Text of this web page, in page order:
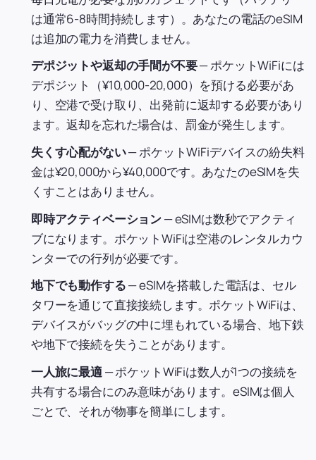
は通常6-8時間持続します）。あなたの電話のeSIM
は追加の電力を消費しません。
デポジットや返却の手間が不要— ポケットWiFiには
デポジット（¥10,000-20,000）を預ける必要があ
り、空港で受け取り、出発前に返却する必要があり
ます。返却を忘れた場合は、罰金が発生します。
失くす心配がない— ポケットWiFiデバイスの紛失料
金は¥20,000から¥40,000です。あなたのeSIMを失
くすことはありません。
即時アクティベーション— eSIMは数秒でアクティ
ブになります。ポケットWiFiは空港のレンタルカウ
ンターでの行列が必要です。
地下でも動作する— eSIMを搭載した電話は、セル
タワーを通じて直接接続します。ポケットWiFiは、
デバイスがバッグの中に埋もれている場合、地下鉄
や地下で接続を失うことがあります。
一人旅に最適— ポケットWiFiは数人が1つの接続を
共有する場合にのみ意味があります。eSIMは個人
ごとで、それが物事を簡単にします。